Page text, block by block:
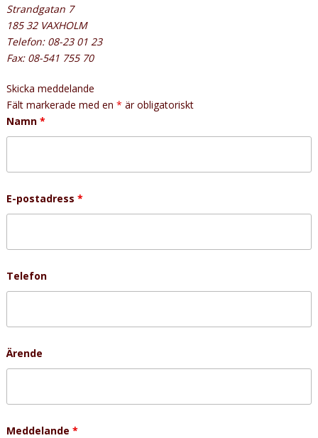
Strandgatan 7
185 32 VAXHOLM
Telefon: 08-23 01 23
Fax: 08-541 755 70
Skicka meddelande
Fält markerade med en * är obligatoriskt
Namn *
E-postadress *
Telefon
Ärende
Meddelande *